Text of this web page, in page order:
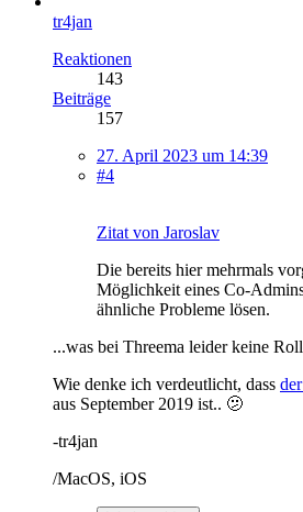
tr4jan
Reaktionen
143
Beiträge
157
27. April 2023 um 14:39
#4
Zitat von Jaroslav
Die bereits hier mehrmals
Möglichkeit eines Co-
ähnliche Probleme lösen.
...was bei Threema leider keine
Wie denke ich verdeutlicht, dass
aus September 2019 ist.. 🫤
-tr4jan
/MacOS, iOS